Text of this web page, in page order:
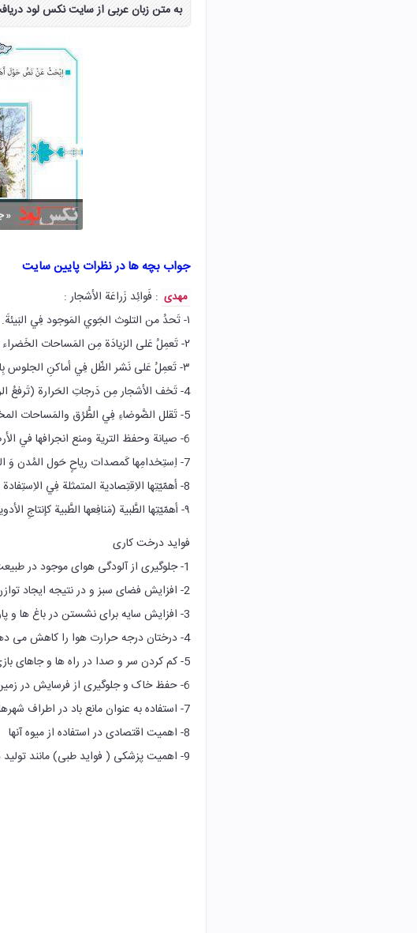
به متن زبان عربی از سایت نکس لود
جواب بچه ها در نظرات پایین سایت
مهدی : فَوائِد زَراعَة الأشجار :
۱- تَحدُ من التلوث الجَوي المَوجود فِي البَيئةَ.
٢- تَعمِلُ عَلى الزيادَة مِن المَساحات الخَضراء و بالتالي إحداث التَّوازن البَيئي.
٣- تَعمِلُ عَلى نَشر الظّل فِي أماكنِ الجلوس بِالحَدائق وَ المنتزهات العامَة.
4- تَخف الأشجار مِن دَرجاتِ الحَرارة (تَرفعُ الرطوبة).
5- تَقلل الضَّوضاءِ فِي الطُّرُق والمَساحات المخصصة للعب
6- صيانة وحفظ الترية ومنع انجرافها في الأرض المُنحدرة.
7- اِستِخدامِها كَمصدات ریاحٍ حَول المُدن وَ القُرى وَ المَزارع
8- أهمّيّتِها الاِقتِصادية المتمثلة فِي الاِستِفادة مِن ثمارها.
۹- أهمّيّتِها الطَّبية (مَنافِعها الطَّبية كإنتاجِ الأدويةِ وَ العَقاقير الّتي تَستَخرِجُ مِن بَذورها وَ أوراقِها و أزهارِها.
فواید درخت کاری
1- جلوگیری از آلودگی هوای موجود در طبيعت
2- افزایش فضای سبز و در نتیجه ایجاد توازن محیطی
3- افزایش سایه برای نشستن در باغ ها و پارک ها
4- درختان درجه حرارت هوا را کاهش می دهند (رطوبت را بالا می برند)
5- کم کردن سر و صدا در راه ها و جاهای بازی.
6- حفظ خاک و جلوگیری از فرسایش در زمین های شیب
7- استفاده به عنوان مانع باد در اطراف شهرها و روستاها و مزارع.
8- اهمیت اقتصادی در استفاده از میوه آنها
9- اهميت پزشکی ( فواید طبی) مانند تولید داروهایی که از تخم، برگ و گل درختان تولید می شود.